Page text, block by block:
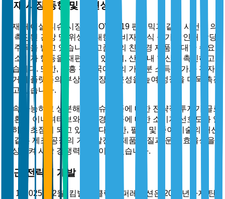
현재 시장 동향 및 관련성
현재 페이셜 티슈 시장은 COVID-19 팬데믹과 같은 사건에 의
해 촉진된 건강 및 위생에 대한 소비자 인식 증가로 인해 상당
한 주목을 받고 있습니다. 고품질의 친환경 제품에 대한 수요
가 소비자 행동을 재편하고 있으며, 산업 내 혁신을 촉진하고
있습니다. 또한, 신흥 경제국에서의 가처분 소득 증가와 전자
상거래 플랫폼의 부상은 시장 접근성을 높여 성장을 더욱 촉진
하고 있습니다.
지속 가능하고 생분해성 티슈 제품에 대한 전략적 투자가 글로
벌 환경 이니셔티브와 친환경 제품에 대한 소비자 선호도와 일
치하여 초점이 되고 있습니다. 또한, 펄프 및 종이 기술의 개선
과 같은 제조 공정의 기술 발전은 제품 품질과 운영 효율성을
향상시켜 시장 경쟁력을 높이고 있습니다.
최근 전략적 개발
2025년 2월, 킴벌리-클락 코퍼레이션은 2030년까지 탄